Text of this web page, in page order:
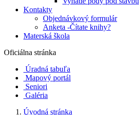
Kontakty
Objednávkový formulár
Anketa -Čítate knihy?
Materská škola
Oficiálna stránka
Úradná tabuľa
Mapový portál
Seniori
Galéria
Úvodná stránka